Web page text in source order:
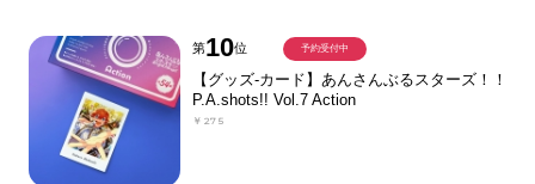
第10位
【グッズ-カード】あんさんぶるスターズ！！
P.A.shots!! Vol.7 Action
￥275
予約受付中